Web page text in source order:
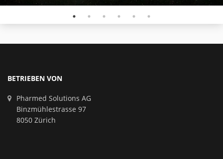
BETRIEBEN VON
Pharmed Solutions AG
Binzmühlestrasse 97
8050 Zürich